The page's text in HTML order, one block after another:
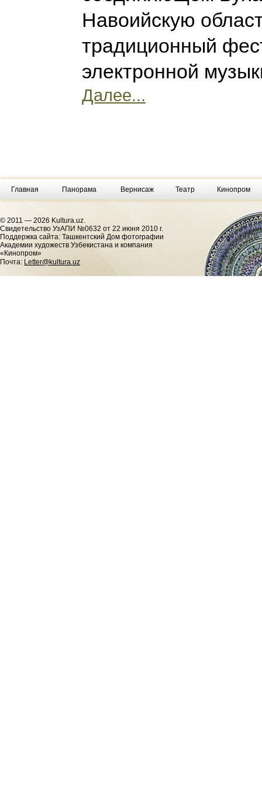
Навоийскую
традиционный
электронной
Далее...
Главная Панорама Вернисаж Театр Кинопром
© 2011 — 2026 Kultura.uz.
Cвидетельство УзАПИ №0632 от 22 июня 2010 г.
Поддержка сайта: Ташкентский Дом фотографии
Академии художеств Узбекистана и компания
«Кинопром»
Почта: Letter@kultura.uz